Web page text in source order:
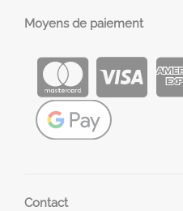
Moyens de paiement
Contact